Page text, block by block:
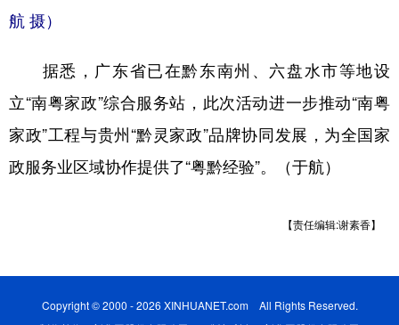
航 摄）
据悉，广东省已在黔东南州、六盘水市等地设
立“南粤家政”综合服务站，此次活动进一步推动“南粤
家政”工程与贵州“黔灵家政”品牌协同发展，为全国家
政服务业区域协作提供了“粤黔经验”。（于航）
【责任编辑:谢素香】
Copyright © 2000 - 2026 XINHUANET.com All Rights Reserved.